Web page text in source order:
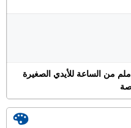
يوجد إصدار 42 ملم من الساعة للأيدي الصغيرة